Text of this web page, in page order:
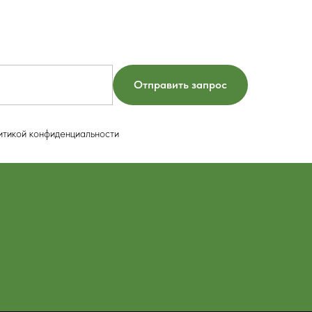
Отправить запрос
конфиденциальности